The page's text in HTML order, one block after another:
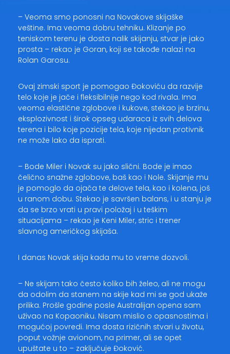
– Veoma smo ponosni na Novakove skijaške
veštine. Ima veoma dobru tehniku. Klizanje po
teniskom terenu je dosta nalik skijanju, stvar je jako
prosta – rekao je Goran, koji se takođe nalazi na
Rolan Garosu.
Ovaj zimski sport je pomogao Đokoviću da razvije
telo koje je jače i fleksibilnije nego kod rivala. Ima
veoma elastične zglobove i kukove, stekao je brzinu,
eksplozivnost i širok opseg udaraca iz svih delova
terena i bilo koje pozicije tela, koje nijedan protivnik
ne može lako da isprati.
– Bode Miler i Novak su jako slični. Bode je imao
čelično snažne zglobove, baš kao i Nole. Skijanje mu
je pomoglo da ojača te delove tela, kao i kolena, još
u ranom dobu. Stekao je savršen balans, i u stanju je
da se brzo vrati u pravi položaj i u teškim
situacijama – rekao je Keni Miler, stric i trener
slavnog američkog skijaša.
I danas Novak skija kada mu to vreme dozvoli.
– Ne skijam tako često koliko bih želeo, ali ne mogu
da odolim da stanem na skije kad mi se god ukaže
prilika. Prošle godine posle Australijan opena sam
uživao na Kopaoniku. Nisam mislio o opasnostima i
mogućoj povredi. Ima dosta rizičnih stvari u životu,
poput vožnje avionom, na primer, ali se opet
upuštate u to – zaključuje Đoković.